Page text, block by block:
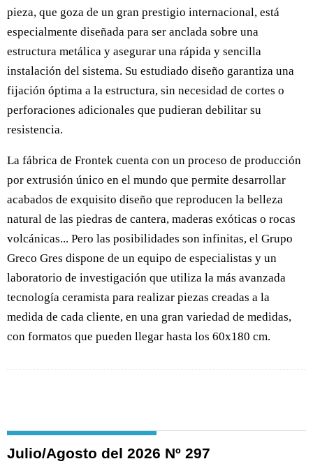
pieza, que goza de un gran prestigio internacional, está
especialmente diseñada para ser anclada sobre una
estructura metálica y asegurar una rápida y sencilla
instalación del sistema. Su estudiado diseño garantiza una
fijación óptima a la estructura, sin necesidad de cortes o
perforaciones adicionales que pudieran debilitar su
resistencia.
La fábrica de Frontek cuenta con un proceso de producción
por extrusión único en el mundo que permite desarrollar
acabados de exquisito diseño que reproducen la belleza
natural de las piedras de cantera, maderas exóticas o rocas
volcánicas... Pero las posibilidades son infinitas, el Grupo
Greco Gres dispone de un equipo de especialistas y un
laboratorio de investigación que utiliza la más avanzada
tecnología ceramista para realizar piezas creadas a la
medida de cada cliente, en una gran variedad de medidas,
con formatos que pueden llegar hasta los 60x180 cm.
Julio/Agosto del 2026 Nº 297